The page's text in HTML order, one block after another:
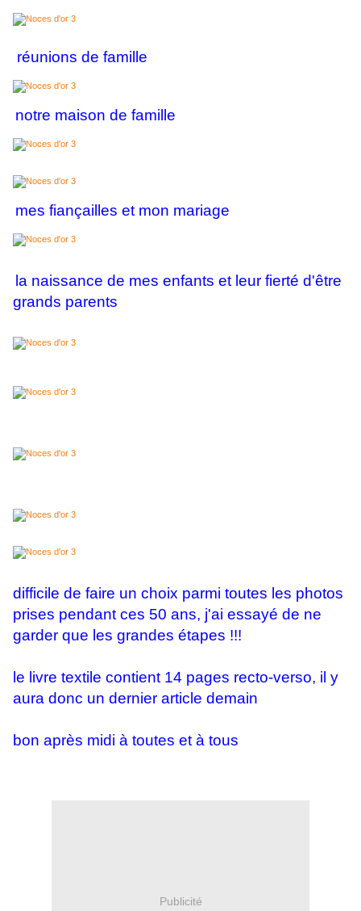
réunions de famille
notre maison de famille
mes fiançailles et mon mariage
la naissance de mes enfants et leur fierté d'être
grands parents
difficile de faire un choix parmi toutes les photos
prises pendant ces 50 ans, j'ai essayé de ne
garder que les grandes étapes !!!
le livre textile contient 14 pages recto-verso, il y
aura donc un dernier article demain
bon après midi à toutes et à tous
Publicité